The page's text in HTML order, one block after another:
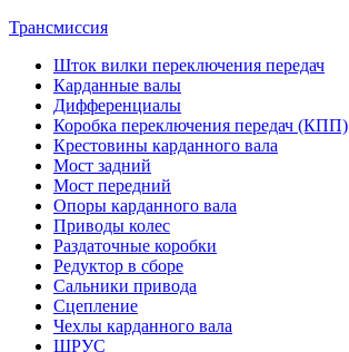
Трансмиссия
Шток вилки переключения передач
Карданные валы
Дифференциалы
Коробка переключения передач (КПП)
Крестовины карданного вала
Мост задний
Мост передний
Опоры карданного вала
Приводы колес
Раздаточные коробки
Редуктор в сборе
Сальники привода
Сцепление
Чехлы карданного вала
ШРУС